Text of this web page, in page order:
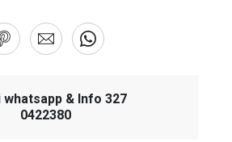
whatsapp & Info 327
0422380